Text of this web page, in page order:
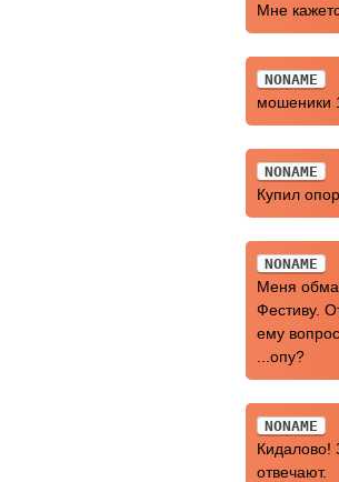
Мне
NONAME
мошеники
NONAME
Купил
NONAME
Меня
Фестиву.
ему
...опу?
NONAME
Кидалово!
отвечают.